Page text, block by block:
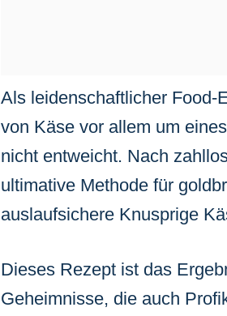
Als leidenschaftlicher Food-
von Käse vor allem um
nicht entweicht. Nach
ultimative Methode für
auslaufsichere Knusprige
Dieses Rezept ist das
Geheimnisse, die auch